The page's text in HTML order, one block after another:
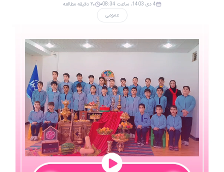
عمومی
4 دی 1403، ساعت 08:34 ۲۰ دقیقه مطالعه